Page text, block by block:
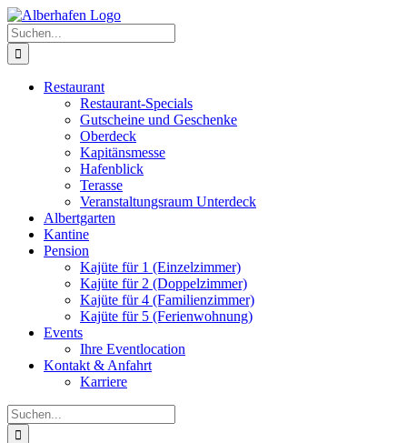
Zum
Inhalt
springen
Facebook
Twitter
Instagram
Pinterest
Suche
nach:
Restaurant
Restaurant-Specials
Gutscheine und Geschenke
Oberdeck
Kapitänsmesse
Hafenblick
Terasse
Veranstaltungsraum Unterdeck
Albertgarten
Kantine
Pension
Kajüte für 1 (Einzelzimmer)
Kajüte für 2 (Doppelzimmer)
Kajüte für 4 (Familienzimmer)
Kajüte für 5 (Ferienwohnung)
Events
Ihre Eventlocation
Kontakt & Anfahrt
Karriere
Suche
nach: